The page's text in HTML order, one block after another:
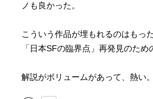
ノも良かった。
こういう作品が埋もれるのはもっ
「日本SFの臨界点」再発見のため
解説がボリュームがあって、熱い。